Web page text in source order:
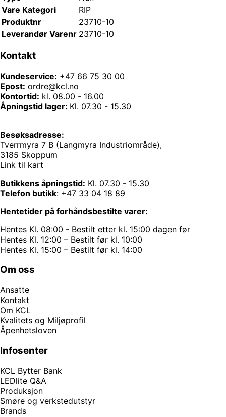
Vare Kategori
RIP
Produktnr
23710-10
Leverandør Varenr 23710-10
Kontakt
Kundeservice: +47 66 75 30 00
Epost: ordre@kcl.no
Kontortid: kl. 08.00 - 16.00
Åpningstid lager: Kl. 07.30 - 15.30
Besøksadresse:
Tverrmyra 7 B (Langmyra Industriområde),
3185 Skoppum
Link til kart
Butikkens åpningstid: Kl. 07.30 - 15.30
Telefon butikk: +47 33 04 18 89
Hentetider på forhåndsbestilte varer:
Hentes Kl. 08:00 - Bestilt etter kl. 15:00 dagen før
Hentes Kl. 12:00 – Bestilt før kl. 10:00
Hentes Kl. 15:00 – Bestilt før kl. 14:00
Om oss
Ansatte
Kontakt
Om KCL
Kvalitets og Miljøprofil
Åpenhetsloven
Infosenter
KCL Bytter Bank
LEDlite Q&A
Produksjon
Smøre og verkstedutstyr
Brands